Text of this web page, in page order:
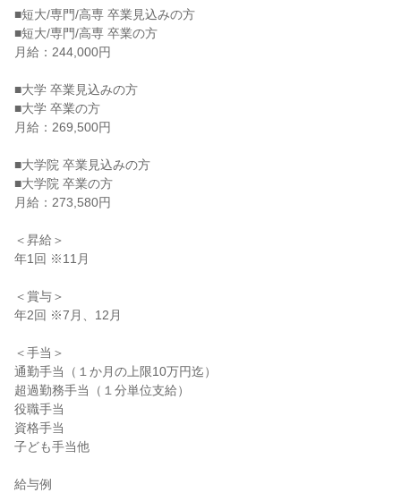
■短大/専門/高専 卒業見込みの方
■短大/専門/高専 卒業の方
月給：244,000円
■大学 卒業見込みの方
■大学 卒業の方
月給：269,500円
■大学院 卒業見込みの方
■大学院 卒業の方
月給：273,580円
＜昇給＞
年1回 ※11月
＜賞与＞
年2回 ※7月、12月
＜手当＞
通勤手当（１か月の上限10万円迄）
超過勤務手当（１分単位支給）
役職手当
資格手当
子ども手当他
給与例